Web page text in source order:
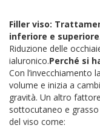
Filler viso:
inferiore e
Riduzione delle
ialuronico.Perché si
Con l’invecchiamento
volume e inizia a
gravità. Un altro
sottocutaneo e
del viso come: